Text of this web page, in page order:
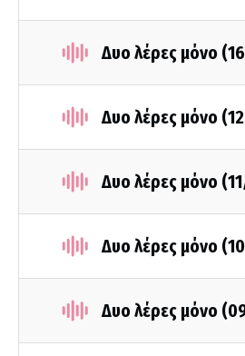
Δυο λέρες μόνο
Δυο λέρες μόνο
Δυο λέρες μόνο
Δυο λέρες μόνο
Δυο λέρες μόνο